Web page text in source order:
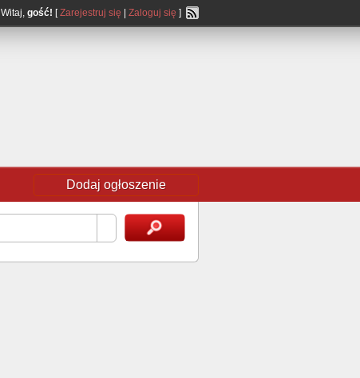
Witaj, gość! [Zarejestruj się Zaloguj się ]
Dodaj ogłoszenie